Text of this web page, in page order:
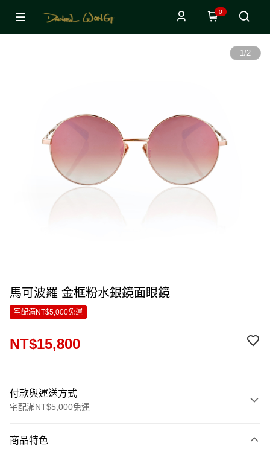
0
1/2
馬可波羅 金框粉水銀鏡面眼鏡
宅配滿NT$5,000免運
NT$15,800
付款與運送方式
宅配滿NT$5,000免運
信用卡一次付款
商品特色